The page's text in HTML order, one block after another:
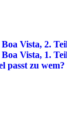
Vista, 2.
Vista, 1.
passt zu wem?